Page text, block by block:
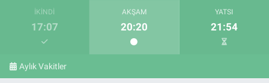
İKINDI
17:07
AKŞAM
20:20
YATSI
21:54
Aylık Vakitler